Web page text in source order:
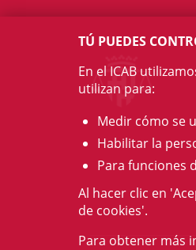
TÚ PUEDES
En el ICAB
utilizan para:
Medir cómo se
Habilitar la
Para funciones
Al hacer clic en
de cookies'.
Para obtener más